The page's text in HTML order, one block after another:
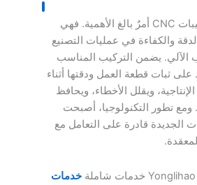
إن فهم أهمية تركيبات CNC أمرٌ بالغ الأهمية. فهي
والكفاءة في عمليات التصنيع
الآلي. يضمن التركيب المناسب
ثبات قطعة العمل ودقتها أثناء
الإنتاجية، ويقلل الأخطاء، ويحافظ
تطور التكنولوجيا، أصبحت
الجديدة قادرة على التعامل مع
خدمات